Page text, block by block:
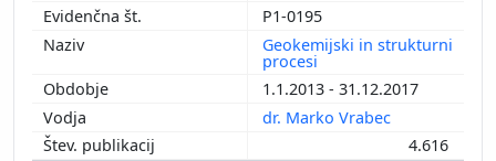
P1-0195
Geokemijski in strukturni
procesi
1.1.2013 - 31.12.2017
dr. Marko Vrabec
4.616